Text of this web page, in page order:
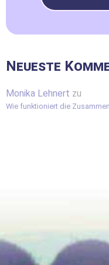
Neueste
Monika Lehnert zu
Wie funktioniert die